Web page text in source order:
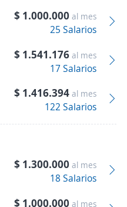
$ 1.000.000 al mes
25 Salarios
$ 1.541.176 al mes
17 Salarios
$ 1.416.394 al mes
122 Salarios
$ 1.300.000 al mes
18 Salarios
$ 1.000.000 al mes